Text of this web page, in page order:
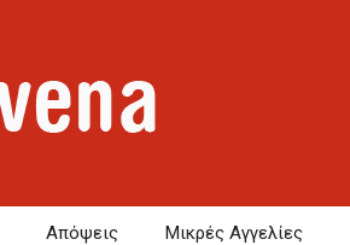
Απόψεις Μικρές Αγγελίες